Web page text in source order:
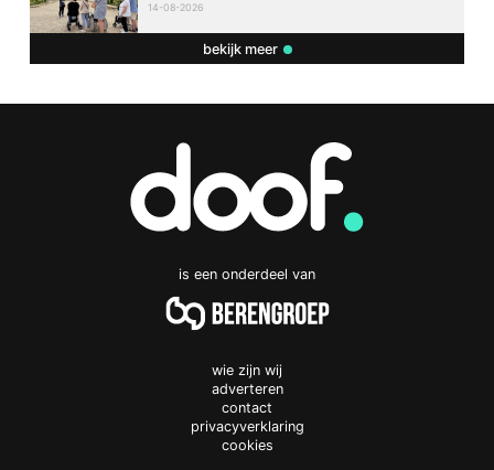
14-08-2026
bekijk meer
is een onderdeel van
wie zijn wij
adverteren
contact
privacyverklaring
cookies